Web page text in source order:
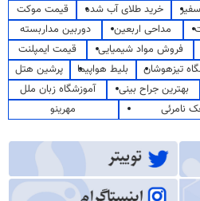
سفیر خرید طلای آب شده
قیمت موکت
مداحی اربعین
دوربین مداربسته
فروش مواد شیمیایی
قیمت ایمپلنت
تیزهوشان بلیط هواپیما
پرشین هتل
بهترین جراح بینی
آموزشگاه زبان ملل
نامرئی
مهرینو